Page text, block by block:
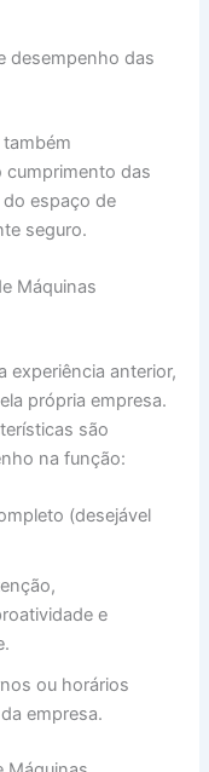
desempenho das
cumprimento das
espaço de
seguro.
Máquinas
experiência anterior,
própria empresa.
são
na função:
(desejável
e
ou horários
empresa.